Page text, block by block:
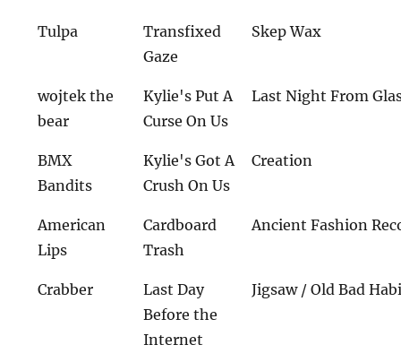
Tulpa
Transfixed
Gaze
Skep Wax
wojtek the
bear
Kylie's Put A
Curse On Us
Last Night From
BMX
Bandits
Kylie's Got A
Crush On Us
Creation
American
Lips
Cardboard
Trash
Ancient Fashion
Crabber
Last Day
Before the
Internet
Jigsaw / Old Bad